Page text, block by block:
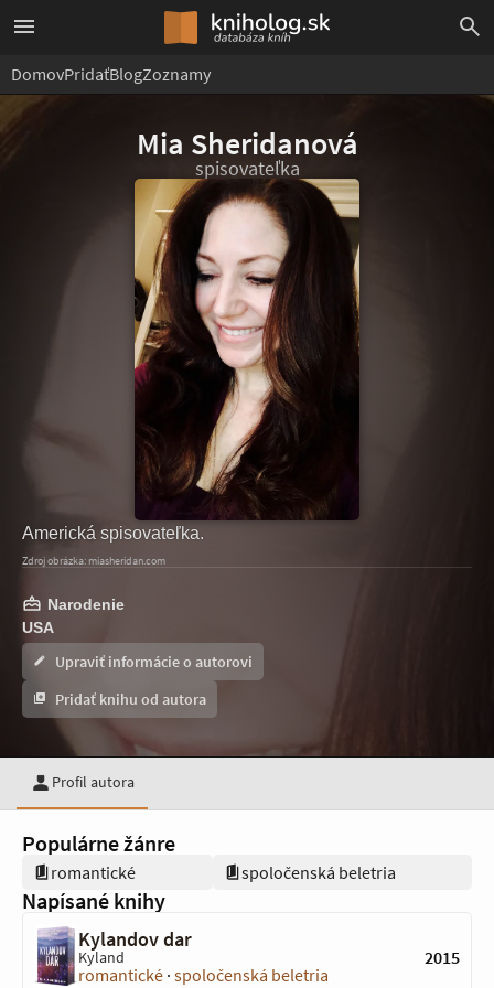
DomovPridaťBlogZoznamy
Mia Sheridanová
spisovateľka
Americká spisovateľka.
Zdroj obrázka: miasheridan.com
Narodenie
USA
Upraviť informácie o autorovi
Pridať knihu od autora
Profil autora
Populárne žánre
romantické spoločenská beletria
Napísané knihy
Kylandov dar
Kyland
romantické · spoločenská beletria
2015